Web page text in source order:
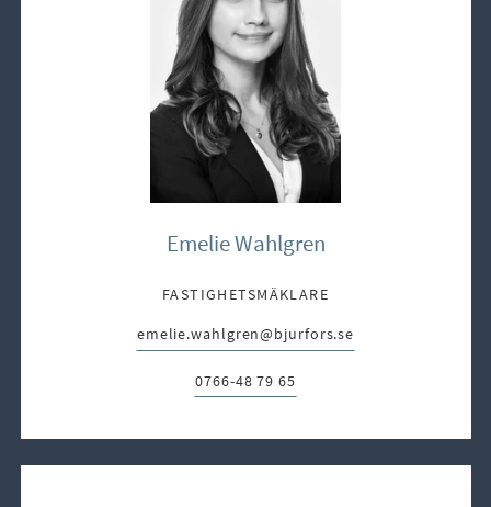
Emelie Wahlgren
FASTIGHETSMÄKLARE
E-post:
emelie.wahlgren@bjurfors.se
Telefon:
0766-48 79 65